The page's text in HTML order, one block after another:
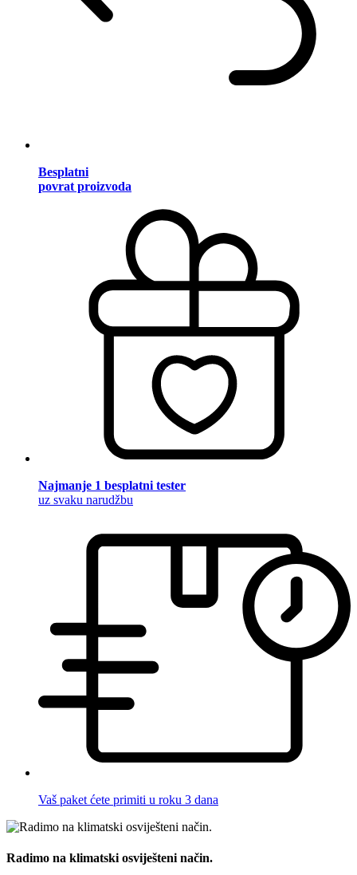
Besplatni
povrat proizvoda
Najmanje 1 besplatni tester
uz svaku narudžbu
Vaš paket ćete primiti u roku 3 dana
Radimo na klimatski osviješteni način.